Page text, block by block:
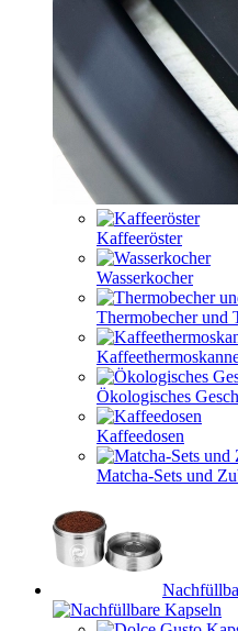
Kaffeeröster
Wasserkocher
Thermobecher und
Ökologisches
Kaffeedosen
Matcha-Sets und